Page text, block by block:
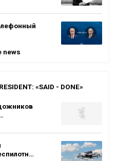
news
«SAID - DONE»